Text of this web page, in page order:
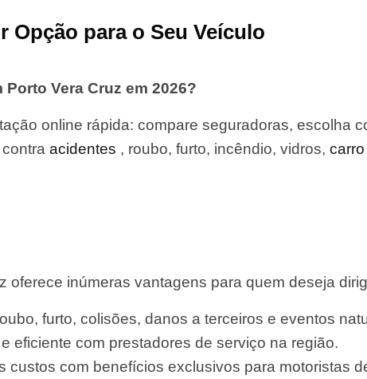
Opção para o Seu Veículo
Vera Cruz em 2026?
online rápida: compare seguradoras, escolha
acidentes , roubo, furto, incêndio, vidros,
oferece inúmeras vantagens para quem deseja
furto, colisões, danos a terceiros e eventos
eficiente com prestadores de serviço na região.
custos com benefícios exclusivos para motoristas